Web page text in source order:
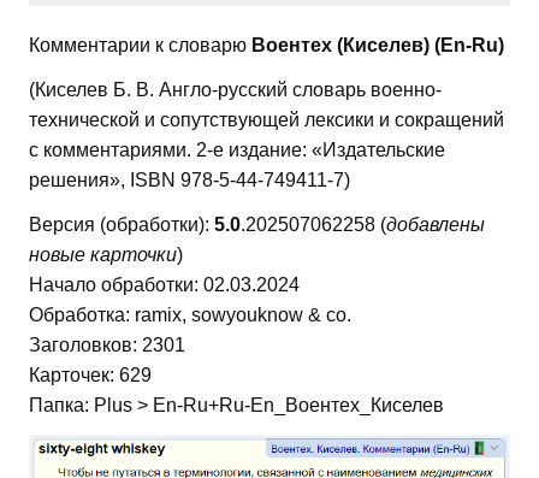
Комментарии к словарю Воентех (Киселев) (En-Ru)
(Киселев Б. В. Англо-русский словарь военно-
технической и сопутствующей лексики и сокращений
с комментариями. 2-е издание: «Издательские
решения», ISBN 978-5-44-749411-7)
Версия (обработки): 5.0.202507062258 (добавлены
новые карточки)
Начало обработки: 02.03.2024
Обработка: ramix, sowyouknow & co.
Заголовков: 2301
Карточек: 629
Папка: Plus > En-Ru+Ru-En_Воентех_Киселев